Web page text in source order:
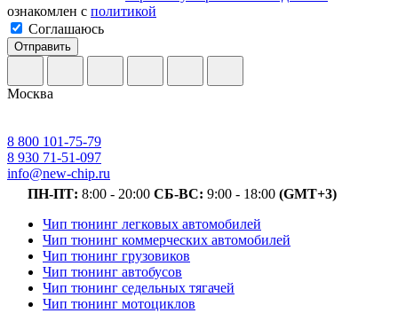
ознакомлен с политикой
Соглашаюсь
Отправить
Москва
8 800 101-75-79
8 930 71-51-097
info@new-chip.ru
ПН-ПТ: 8:00 - 20:00 СБ-ВС: 9:00 - 18:00 (GMT+3)
Чип тюнинг легковых автомобилей
Чип тюнинг коммерческих автомобилей
Чип тюнинг грузовиков
Чип тюнинг автобусов
Чип тюнинг седельных тягачей
Чип тюнинг мотоциклов